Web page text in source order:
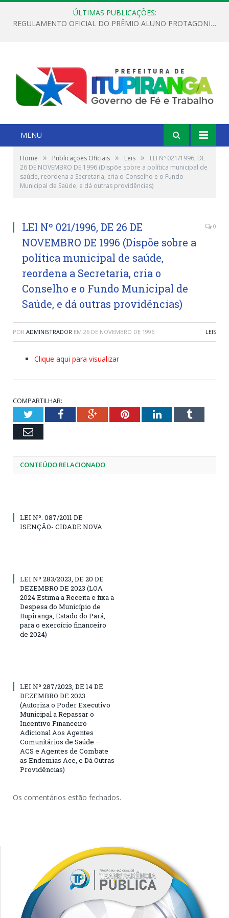
ÚLTIMAS PUBLICAÇÕES:
REGULAMENTO OFICIAL DO PRÊMIO ALUNO PROTAGONISTA – EDIÇÃO 2026
MENU
Home » Publicações Oficiais » Leis »
LEI Nº 021/1996, DE
26 DE NOVEMBRO DE 1996 (Dispõe sobre a política municipal de
saúde, reordena a Secretaria, cria o Conselho e o Fundo
Municipal de Saúde, e dá outras providências)
LEI Nº 021/1996, DE 26 DE
NOVEMBRO DE 1996 (Dispõe sobre a
política municipal de saúde,
reordena a Secretaria, cria o
Conselho e o Fundo Municipal de
Saúde, e dá outras providências)
0
POR ADMINISTRADOR EM 26 DE NOVEMBRO DE 1996 LEIS
Clique aqui para visualizar
COMPARTILHAR:
TwitterFacebookGoogle+PinterestLinkedInTumblr
Email
CONTEÚDO RELACIONADO
LEI Nº. 087/2011 DE
ISENÇÃO- CIDADE NOVA
LEI Nº 283/2023, DE 20 DE
DEZEMBRO DE 2023 (LOA
2024 Estima a Receita e fixa a
Despesa do Município de
Itupiranga, Estado do Pará,
para o exercício financeiro
de 2024)
LEI Nº 287/2023, DE 14 DE
DEZEMBRO DE 2023
(Autoriza o Poder Executivo
Municipal a Repassar o
Incentivo Financeiro
Adicional Aos Agentes
Comunitários de Saúde –
ACS e Agentes de Combate
as Endemias Ace, e Dá Outras
Providências)
Os comentários estão fechados.